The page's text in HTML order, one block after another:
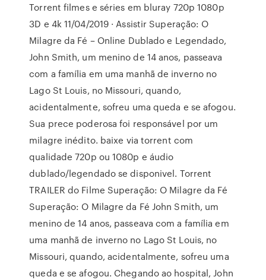
Torrent filmes e séries em bluray 720p 1080p
3D e 4k 11/04/2019 · Assistir Superação: O
Milagre da Fé – Online Dublado e Legendado,
John Smith, um menino de 14 anos, passeava
com a família em uma manhã de inverno no
Lago St Louis, no Missouri, quando,
acidentalmente, sofreu uma queda e se afogou.
Sua prece poderosa foi responsável por um
milagre inédito. baixe via torrent com
qualidade 720p ou 1080p e áudio
dublado/legendado se disponivel. Torrent
TRAILER do Filme Superação: O Milagre da Fé
Superação: O Milagre da Fé John Smith, um
menino de 14 anos, passeava com a família em
uma manhã de inverno no Lago St Louis, no
Missouri, quando, acidentalmente, sofreu uma
queda e se afogou. Chegando ao hospital, John